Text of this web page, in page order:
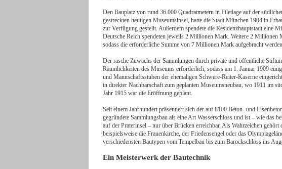
Den Bauplatz von rund 36.000 Quadratmetern in Filetlage auf der
gestreckten heutigen Museumsinsel, hatte die Stadt München 1904 in
zur Verfügung gestellt. Außerdem spendete die Residenzhauptstadt eine
Deutsche Reich spendeten jeweils 2 Millionen Mark. Weitere 2 Millionen
sodass die erforderliche Summe von 7 Millionen Mark aufgebracht
Der rasche Zuwachs der Sammlungen durch private und öffentliche
Räumlichkeiten des Museums erforderlich, sodass am 1. Januar 1909
und Mannschaftsstuben der ehemaligen Schwere-Reiter-Kaserne
in direkter Nachbarschaft zum geplanten Museumsneubau, wo 1911 im
Jahr 1915 war die Eröffnung geplant.
Seit einem Jahrhundert präsentiert sich der auf 8100 Beton- und
gegründete Sammlungsbau als eine Art Wasserschloss und ist – wie das
auf der Praterinsel – nur über Brücken erreichbar. Als Wahrzeichen
beispielsweise die Frauenkirche, der Friedensengel oder das
verschiedensten Bautypen vom Tempelbau bis zum Barockschloss ins
Ein Meisterwerk der Bautechnik